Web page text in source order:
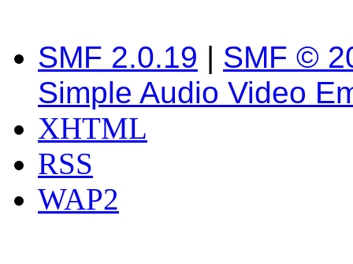
SMF 2.0.19 | SMF ©
Simple Audio Video
XHTML
RSS
WAP2